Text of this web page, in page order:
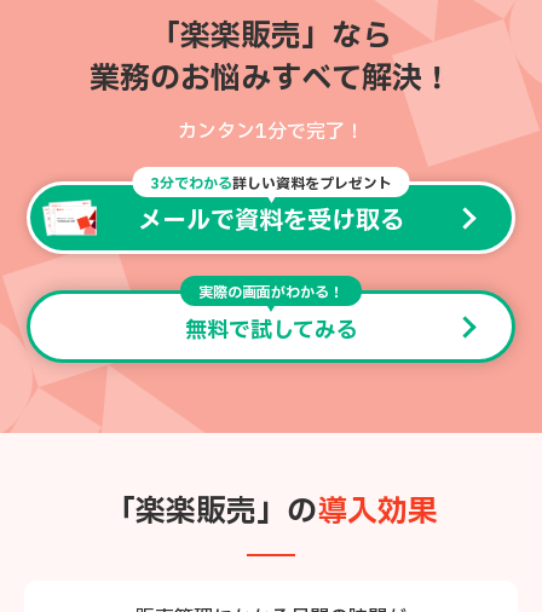
「楽楽販売」なら
業務のお悩みすべて解決！
カンタン1分で完了！
3分でわかる詳しい資料をプレゼント
メールで資料を受け取る
実際の画面がわかる！
無料で試してみる
「楽楽販売」の導入効果